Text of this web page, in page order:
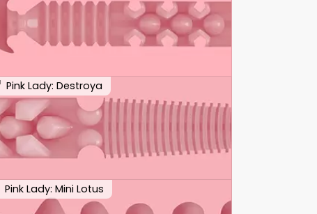
Pink Lady: Destroya
Pink Lady: Mini Lotus